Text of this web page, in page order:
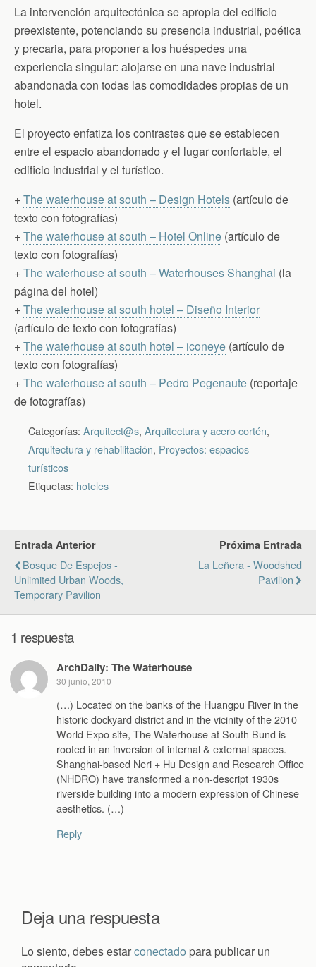
La intervención arquitectónica se apropia del edificio
preexistente, potenciando su presencia industrial, poética
y precaria, para proponer a los huéspedes una
experiencia singular: alojarse en una nave industrial
abandonada con todas las comodidades propias de un
hotel.
El proyecto enfatiza los contrastes que se establecen
entre el espacio abandonado y el lugar confortable, el
edificio industrial y el turístico.
+The waterhouse at south – Design Hotels (artículo de
texto con fotografías)
+The waterhouse at south – Hotel Online (artículo de
texto con fotografías)
+The waterhouse at south – Waterhouses Shanghai (la
página del hotel)
+The waterhouse at south hotel – Diseño Interior
(artículo de texto con fotografías)
+The waterhouse at south hotel – iconeye (artículo de
texto con fotografías)
+The waterhouse at south – Pedro Pegenaute (reportaje
de fotografías)
Categorías: Arquitect@s, Arquitectura y acero cortén,
Arquitectura y rehabilitación, Proyectos: espacios
turísticos
Etiquetas: hoteles
Entrada Anterior
Bosque De Espejos -
Unlimited Urban Woods,
Temporary Pavilion
Próxima Entrada
La Leñera - Woodshed
Pavilion
1 respuesta
ArchDaily: The Waterhouse
30 junio, 2010
(…) Located on the banks of the Huangpu River in the
historic dockyard district and in the vicinity of the 2010
World Expo site, The Waterhouse at South Bund is
rooted in an inversion of internal & external spaces.
Shanghai-based Neri + Hu Design and Research Office
(NHDRO) have transformed a non-descript 1930s
riverside building into a modern expression of Chinese
aesthetics. (…)
Reply
Deja una respuesta
Lo siento, debes estarconectado para publicar un